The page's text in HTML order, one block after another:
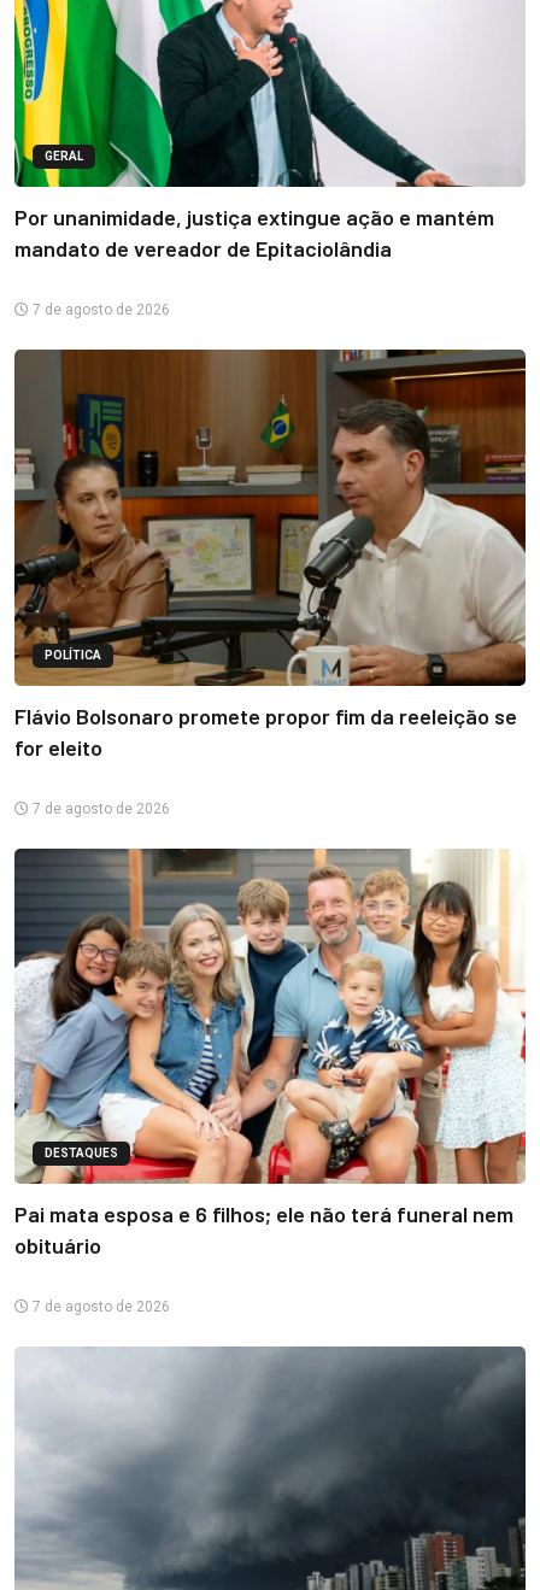
GERAL
Por unanimidade, justiça extingue ação e mantém
mandato de vereador de Epitaciolândia
7 de agosto de 2026
POLÍTICA
Flávio Bolsonaro promete propor fim da reeleição se
for eleito
7 de agosto de 2026
DESTAQUES
Pai mata esposa e 6 filhos; ele não terá funeral nem
obituário
7 de agosto de 2026